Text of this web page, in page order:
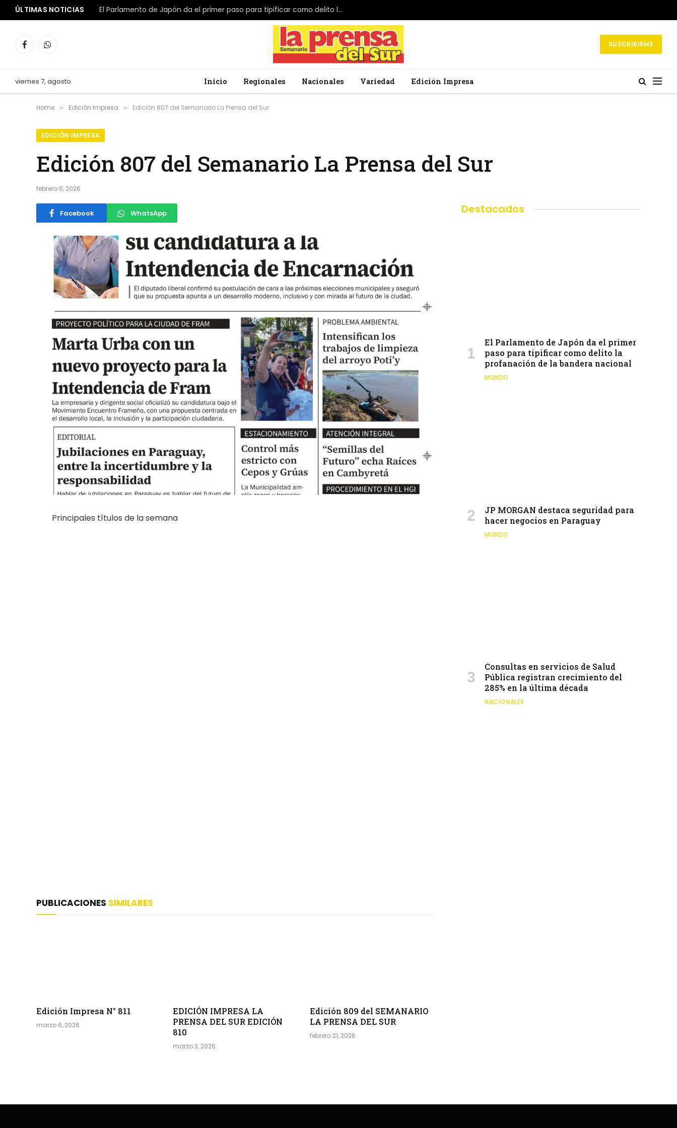
ÚLTIMAS NOTICIAS El Parlamento de Japón da el primer paso para tipificar como delito la profanación de la bandera nacional
FacebookWhatsApp SUSCRIBIRME
viernes 7, agosto Inicio Regionales Nacionales Variedad Edición Impresa
Home » Edición Impresa » Edición 807 del Semanario La Prensa del Sur
EDICIÓN IMPRESA
Edición 807 del Semanario La Prensa del Sur
febrero 6, 2026
Facebook WhatsApp
Principales títulos de la semana
PUBLICACIONES SIMILARES
Edición Impresa N° 811
marzo 6, 2026
EDICIÓN IMPRESA LA
PRENSA DEL SUR EDICIÓN
810
marzo 3, 2026
Edición 809 del SEMANARIO
LA PRENSA DEL SUR
febrero 21, 2026
Destacados
El Parlamento de Japón da el primer
paso para tipificar como delito la
profanación de la bandera nacional
MUNDO
JP MORGAN destaca seguridad para
hacer negocios en Paraguay
MUNDO
Consultas en servicios de Salud
Pública registran crecimiento del
285% en la última década
NACIONALES